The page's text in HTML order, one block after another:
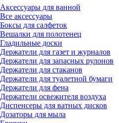
Аксессуары для ванной
Все аксессуары
Боксы для салфеток
Вешалки для полотенец
Гладильные доски
Держатели для газет и журналов
Держатели для запасных рулонов
Держатели для стаканов
Держатели для туалетной бумаги
Держатели для фена
Держатели освежителя воздуха
Диспенсеры для ватных дисков
Дозаторы для мыла